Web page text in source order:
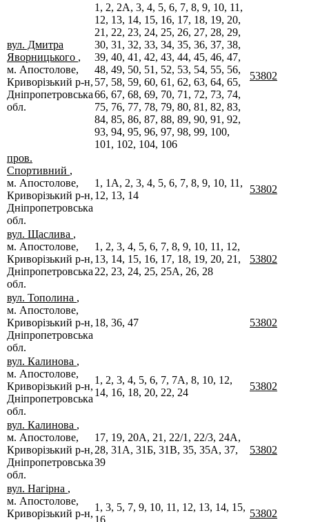
вул. Дмитра
Яворницького ,
м. Апостолове,
Криворізький р-н,
Дніпропетровська
обл.
1, 2, 2А, 3, 4, 5, 6, 7, 8, 9, 10, 11,
12, 13, 14, 15, 16, 17, 18, 19, 20,
21, 22, 23, 24, 25, 26, 27, 28, 29,
30, 31, 32, 33, 34, 35, 36, 37, 38,
39, 40, 41, 42, 43, 44, 45, 46, 47,
48, 49, 50, 51, 52, 53, 54, 55, 56,
57, 58, 59, 60, 61, 62, 63, 64, 65,
66, 67, 68, 69, 70, 71, 72, 73, 74,
75, 76, 77, 78, 79, 80, 81, 82, 83,
84, 85, 86, 87, 88, 89, 90, 91, 92,
93, 94, 95, 96, 97, 98, 99, 100,
101, 102, 104, 106
53802
пров.
Спортивний ,
м. Апостолове,
Криворізький р-н,
Дніпропетровська
обл.
1, 1А, 2, 3, 4, 5, 6, 7, 8, 9, 10, 11,
12, 13, 14
53802
вул. Щаслива ,
м. Апостолове,
Криворізький р-н,
Дніпропетровська
обл.
1, 2, 3, 4, 5, 6, 7, 8, 9, 10, 11, 12,
13, 14, 15, 16, 17, 18, 19, 20, 21,
22, 23, 24, 25, 25А, 26, 28
53802
вул. Тополина ,
м. Апостолове,
Криворізький р-н,
Дніпропетровська
обл.
18, 36, 47 53802
вул. Калинова ,
м. Апостолове,
Криворізький р-н,
Дніпропетровська
обл.
1, 2, 3, 4, 5, 6, 7, 7А, 8, 10, 12,
14, 16, 18, 20, 22, 24
53802
вул. Калинова ,
м. Апостолове,
Криворізький р-н,
Дніпропетровська
обл.
17, 19, 20А, 21, 22/1, 22/3, 24А,
28, 31А, 31Б, 31В, 35, 35А, 37,
39
53802
вул. Нагірна ,
м. Апостолове,
Криворізький р-н,
1, 3, 5, 7, 9, 10, 11, 12, 13, 14, 15,
16
53802